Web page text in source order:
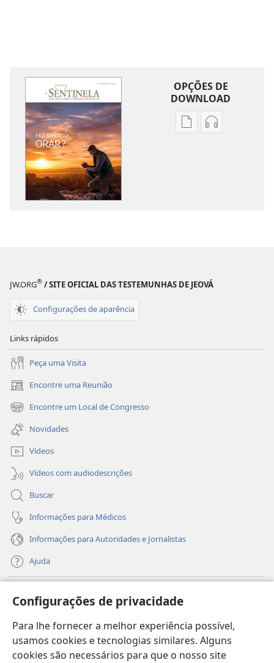
Configurações de privacidade
Para lhe fornecer a melhor experiência possível,
usamos cookies e tecnologias similares. Alguns
cookies são necessários para que o nosso site
OPÇÕES DE
DOWNLOAD
OpçõesOpções
JW.ORG® / SITE OFICIAL DAS TESTEMUNHAS DE JEOVÁ
Configurações de aparência
Links rápidos
Peça uma Visita
Encontre uma Reunião
(abre
nova
janela)
Encontre um Local de Congresso
(abre
nova
janela)
Novidades
Vídeos
Vídeos com audiodescrições
Buscar
Informações para Médicos
Informações para Autoridades e Jornalistas
Ajuda
(abre
nova
janela)
Biblioteca On-line da Torre de Vigia™
(abre
nova
janela)JW Hub
(abre